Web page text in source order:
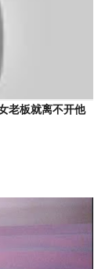
老板就离不开他